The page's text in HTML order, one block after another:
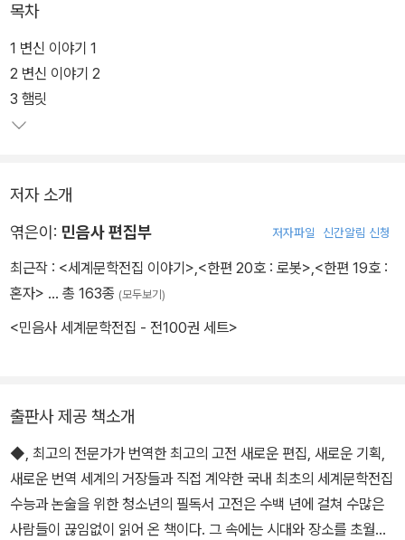
목차
1 변신 이야기 1
2 변신 이야기 2
3 햄릿
저자 소개
엮은이: 민음사 편집부 저자파일 신간알림 신청
최근작 : <세계문학전집 이야기>,<한편 20호 : 로봇>,<한편 19호 :
혼자> … 총 163종 (모두보기)
<민음사 세계문학전집 - 전100권 세트>
출판사 제공 책소개
◆, 최고의 전문가가 번역한 최고의 고전 새로운 편집, 새로운 기획,
새로운 번역 세계의 거장들과 직접 계약한 국내 최초의 세계문학전집
수능과 논술을 위한 청소년의 필독서 고전은 수백 년에 걸쳐 수많은
사람들이 끊임없이 읽어 온 책이다. 그 속에는 시대와 장소를 초월한